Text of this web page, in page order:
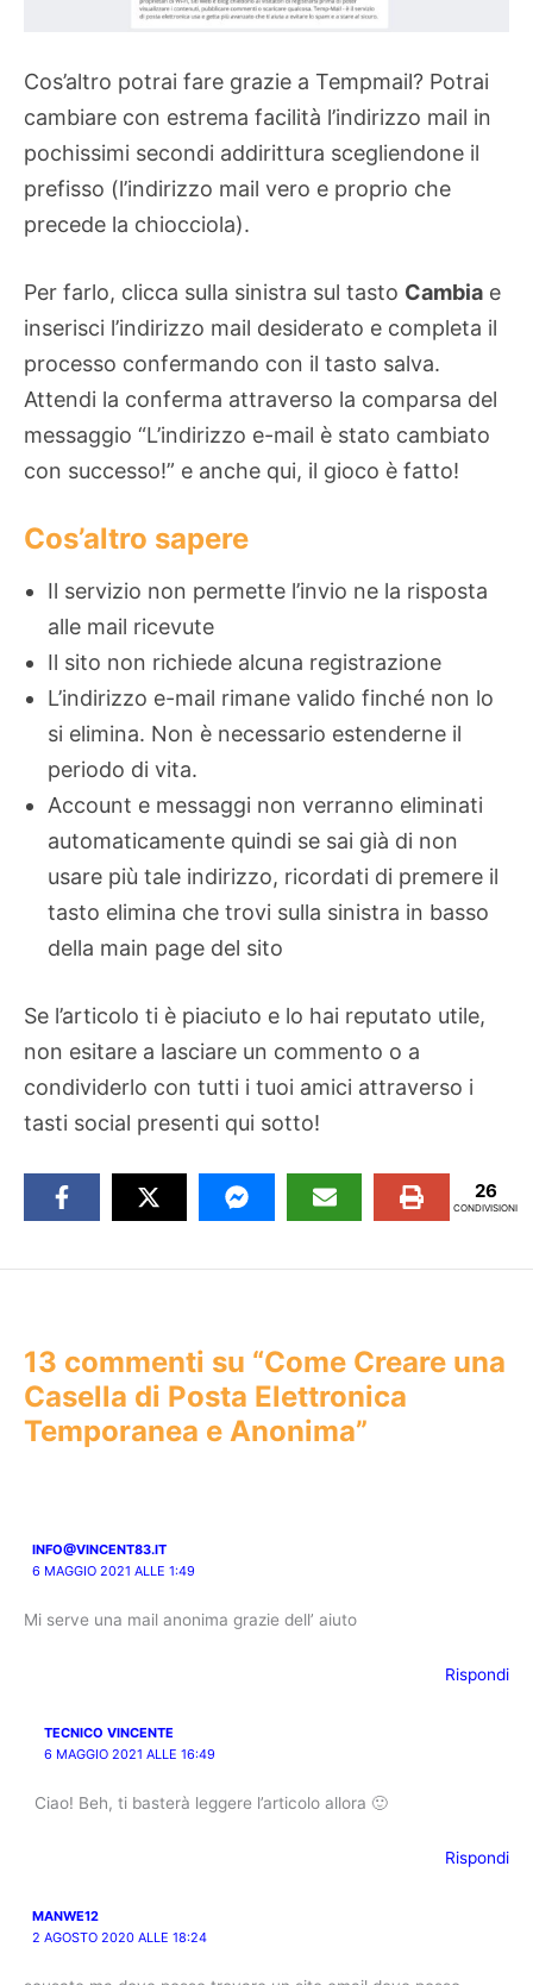
Cos’altro potrai fare grazie a Tempmail? Potrai
cambiare con estrema facilità l’indirizzo mail in
pochissimi secondi addirittura scegliendone il
prefisso (l’indirizzo mail vero e proprio che
precede la chiocciola).
Per farlo, clicca sulla sinistra sul tasto Cambia e
inserisci l’indirizzo mail desiderato e completa il
processo confermando con il tasto salva.
Attendi la conferma attraverso la comparsa del
messaggio “L’indirizzo e-mail è stato cambiato
con successo!” e anche qui, il gioco è fatto!
Cos’altro sapere
Il servizio non permette l’invio ne la risposta
alle mail ricevute
Il sito non richiede alcuna registrazione
L’indirizzo e-mail rimane valido finché non lo
si elimina. Non è necessario estenderne il
periodo di vita.
Account e messaggi non verranno eliminati
automaticamente quindi se sai già di non
usare più tale indirizzo, ricordati di premere il
tasto elimina che trovi sulla sinistra in basso
della main page del sito
Se l’articolo ti è piaciuto e lo hai reputato utile,
non esitare a lasciare un commento o a
condividerlo con tutti i tuoi amici attraverso i
tasti social presenti qui sotto!
26
CONDIVISIONI
13 commenti su “Come Creare una
Casella di Posta Elettronica
Temporanea e Anonima”
INFO@VINCENT83.IT
6 MAGGIO 2021 ALLE 1:49
Mi serve una mail anonima grazie dell’ aiuto
Rispondi
TECNICO VINCENTE
6 MAGGIO 2021 ALLE 16:49
Ciao! Beh, ti basterà leggere l’articolo allora 🙂
Rispondi
MANWE12
2 AGOSTO 2020 ALLE 18:24